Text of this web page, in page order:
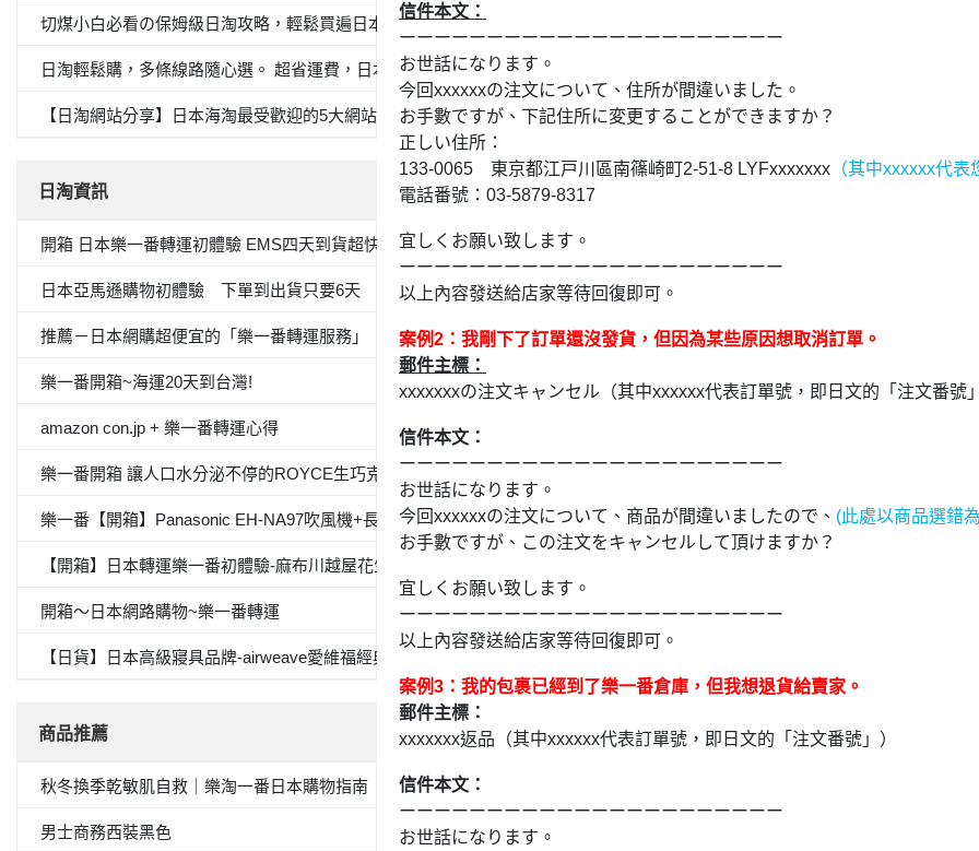
切煤小白必看の保姆級日淘攻略，輕鬆買遍日本產品
日淘輕鬆購，多條線路隨心選。 超省運費，日本購物體驗UP！
【日淘網站分享】日本海淘最受歡迎的5大網站，你有一份海淘速通攻略待查收！
日淘資訊
開箱 日本樂一番轉運初體驗 EMS四天到貨超快的！
日本亞馬遜購物初體驗 下單到出貨只要6天 加碼 變色唇膏小開箱
推薦－日本網購超便宜的「樂一番轉運服務」
樂一番開箱~海運20天到台灣!
amazon con.jp + 樂一番轉運心得
樂一番開箱 讓人口水分泌不停的ROYCE生巧克力
樂一番【開箱】Panasonic EH-NA97吹風機+長崎心泉堂蜂蜜蛋糕
【開箱】日本轉運樂一番初體驗-麻布川越屋花生醬
開箱～日本網路購物~樂一番轉運
【日貨】日本高級寢具品牌-airweave愛維福經典專利素材椅墊&「樂一番」日本轉運基本教學
商品推薦
秋冬換季乾敏肌自救｜樂淘一番日本購物指南
男士商務西裝黑色
信件本文：
ーーーーーーーーーーーーーーーーーーーーーー
お世話になります。
今回xxxxxxの注文について、住所が間違いました。
お手數ですが、下記住所に変更することができますか？
正しい住所：
133-0065 東京都江戸川區南篠崎町2-51-8 LYFxxxxxxx （其中xxxxxx代表
電話番號：03-5879-8317
宜しくお願い致します。
ーーーーーーーーーーーーーーーーーーーーーー
以上內容發送給店家等待回復即可。
案例2：我剛下了訂單還沒發貨，但因為某些原因想取消訂單。
郵件主標：
xxxxxxxの注文キャンセル（其中xxxxxx代表訂單號，即日文的「注文番號」
信件本文：
ーーーーーーーーーーーーーーーーーーーーーー
お世話になります。
今回xxxxxxの注文について、商品が間違いましたので、 (此處以商品選錯
お手數ですが、この注文をキャンセルして頂けますか？
宜しくお願い致します。
ーーーーーーーーーーーーーーーーーーーーーー
以上內容發送給店家等待回復即可。
案例3：我的包裹已經到了樂一番倉庫，但我想退貨給賣家。
郵件主標：
xxxxxxx返品（其中xxxxxx代表訂單號，即日文的「注文番號」）
信件本文：
ーーーーーーーーーーーーーーーーーーーーーー
お世話になります。